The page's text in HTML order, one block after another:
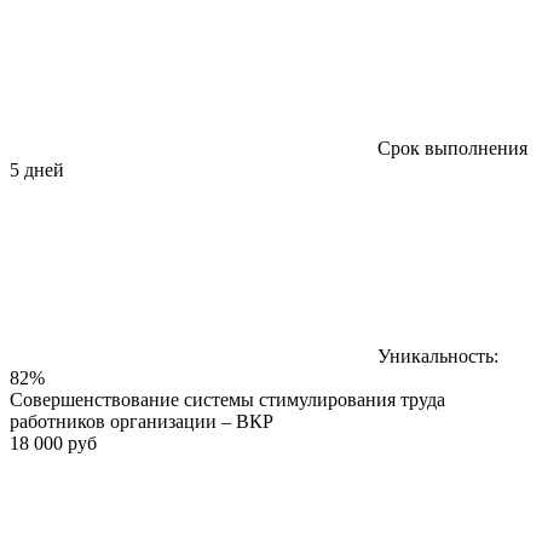
Срок выполнения
5 дней
Уникальность:
82%
Совершенствование системы стимулирования труда
работников организации – ВКР
18 000 руб